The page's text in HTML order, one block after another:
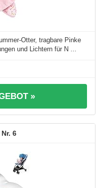
Otter, tragbare Pinke
und Lichtern für N ...
»
6